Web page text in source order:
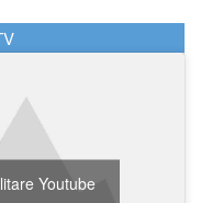
Youtube